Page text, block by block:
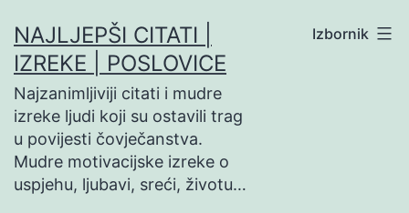
na
sadržaj
NAJLJEPŠI CITATI |
IZREKE | POSLOVICE
Najzanimljiviji citati i mudre
izreke ljudi koji su ostavili trag
u povijesti čovječanstva.
Mudre motivacijske izreke o
uspjehu, ljubavi, sreći, životu…
Izbornik